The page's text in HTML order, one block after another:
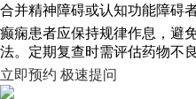
合并精神障碍或认知功能障碍
癫痫患者应保持规律作息，避
法。定期复查时需评估药物不
立即预约 极速提问